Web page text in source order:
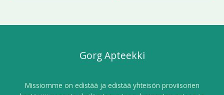
Gorg Apteekki
Missiomme on edistää ja edistää yhteisön proviisorien